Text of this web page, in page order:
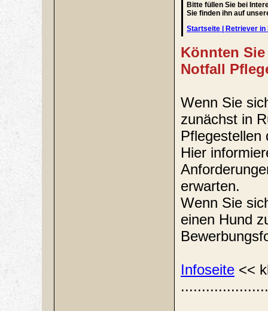
Bitte füllen Sie bei
Sie finden ihn auf
Startseite | Retriever in
Könnten
Notfall
Wenn Sie
zunächst in
Pflegestellen
Hier
erwarten.
Wenn Sie
einen Hund
Infoseite <<